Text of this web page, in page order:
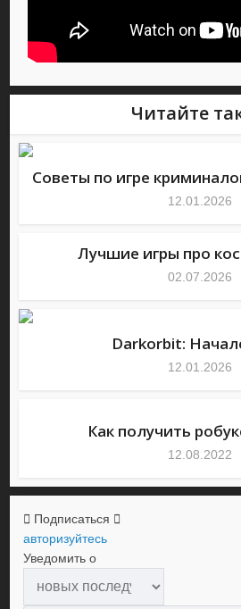
Читайте
Советы по игре
12.01.2026
Лучшие игры про
02.07.2026
Darkorbit:
12.01.2026
Как получить
12.08.2022
Подписаться
авторизуйтесь
Уведомить о